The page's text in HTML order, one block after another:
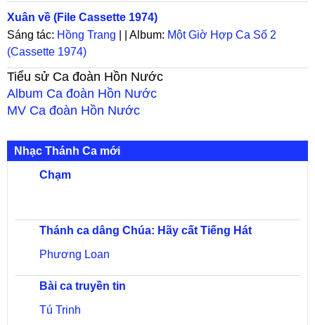
Xuân về (File Cassette 1974)
Sáng tác: Hồng Trang | | Album: Một Giờ Hợp Ca Số 2
(Cassette 1974)
Tiểu sử Ca đoàn Hồn Nước
Album Ca đoàn Hồn Nước
MV Ca đoàn Hồn Nước
Nhạc Thánh Ca mới
Chạm
Thánh ca dâng Chúa: Hãy cất Tiếng Hát
Phương Loan
Bài ca truyền tin
Tú Trinh